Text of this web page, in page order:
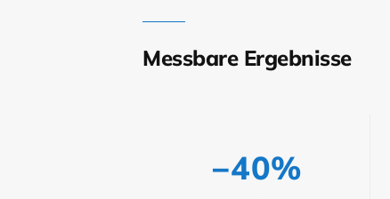
Messbare Ergebnisse
−40%